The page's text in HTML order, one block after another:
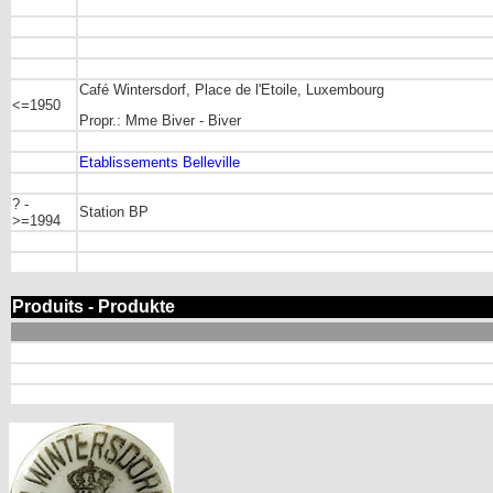
<=1950
Café Wintersdorf, Place de l'Etoile, Luxembourg
Propr.: Mme Biver - Biver
Etablissements Belleville
? -
>=1994
Station BP
Produits - Produkte